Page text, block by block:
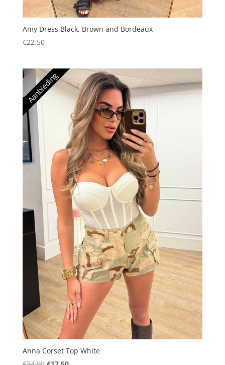
Amy Dress Black, Brown and Bordeaux
€22.50
Aanbieding
Anna Corset Top White
Oorspronkelijke
Huidige